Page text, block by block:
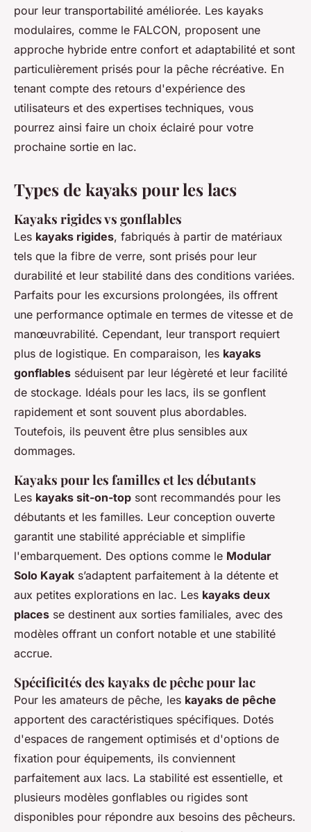
pour leur transportabilité améliorée. Les kayaks
modulaires, comme le FALCON, proposent une
approche hybride entre confort et adaptabilité et sont
particulièrement prisés pour la pêche récréative. En
tenant compte des retours d'expérience des
utilisateurs et des expertises techniques, vous
pourrez ainsi faire un choix éclairé pour votre
prochaine sortie en lac.
Types de kayaks pour les lacs
Kayaks rigides vs gonflables
Les kayaks rigides, fabriqués à partir de matériaux
tels que la fibre de verre, sont prisés pour leur
durabilité et leur stabilité dans des conditions variées.
Parfaits pour les excursions prolongées, ils offrent
une performance optimale en termes de vitesse et de
manœuvrabilité. Cependant, leur transport requiert
plus de logistique. En comparaison, les kayaks
gonflables séduisent par leur légèreté et leur facilité
de stockage. Idéals pour les lacs, ils se gonflent
rapidement et sont souvent plus abordables.
Toutefois, ils peuvent être plus sensibles aux
dommages.
Kayaks pour les familles et les débutants
Les kayaks sit-on-top sont recommandés pour les
débutants et les familles. Leur conception ouverte
garantit une stabilité appréciable et simplifie
l'embarquement. Des options comme le Modular
Solo Kayak s’adaptent parfaitement à la détente et
aux petites explorations en lac. Les kayaks deux
places se destinent aux sorties familiales, avec des
modèles offrant un confort notable et une stabilité
accrue.
Spécificités des kayaks de pêche pour lac
Pour les amateurs de pêche, les kayaks de pêche
apportent des caractéristiques spécifiques. Dotés
d'espaces de rangement optimisés et d'options de
fixation pour équipements, ils conviennent
parfaitement aux lacs. La stabilité est essentielle, et
plusieurs modèles gonflables ou rigides sont
disponibles pour répondre aux besoins des pêcheurs.